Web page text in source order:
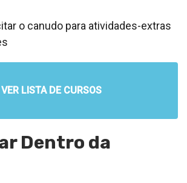
o canudo para atividades-extras
VER LISTA DE CURSOS
Dentro da